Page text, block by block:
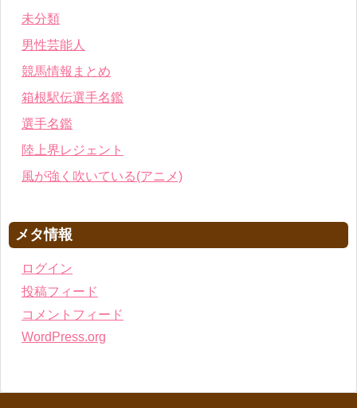
未分類
男性芸能人
競馬情報まとめ
箱根駅伝選手名鑑
選手名鑑
陸上界レジェント
風が強く吹いている(アニメ)
メタ情報
ログイン
投稿フィード
コメントフィード
WordPress.org